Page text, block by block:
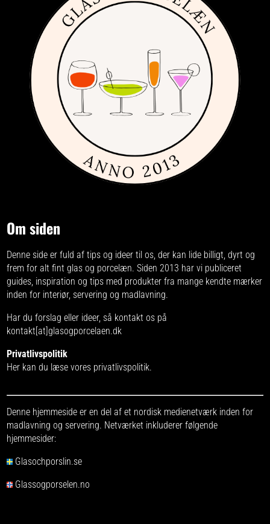
Om siden
Denne side er fuld af tips og ideer til os, der kan lide billigt, dyrt og
frem for alt fint glas og porcelæn. Siden 2013 har vi publiceret
guides, inspiration og tips med produkter fra mange kendte mærker
inden for interiør, servering og madlavning.
Har du forslag eller ideer, så kontakt os på
kontakt[at]glasogporcelaen.dk
Privatlivspolitik
Her kan du læse vores privatlivspolitik.
Denne hjemmeside er en del af et nordisk medienetværk inden for
madlavning og servering. Netværket inkluderer følgende
hjemmesider:
Glasochporslin.se
Glassogporselen.no